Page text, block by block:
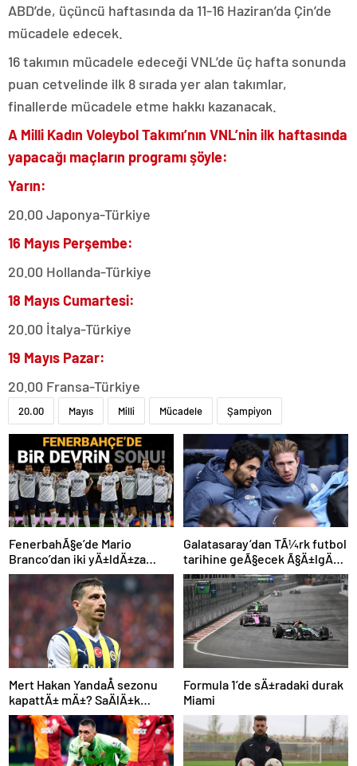
ABD’de, üçüncü haftasında da 11-16 Haziran’da Çin’de
mücadele edecek.
16 takımın mücadele edeceği VNL’de üç hafta sonunda
puan cetvelinde ilk 8 sırada yer alan takımlar,
finallerde mücadele etme hakkı kazanacak.
A Milli Kadın Voleybol Takımı’nın VNL’nin ilk haftasında
yapacağı maçların programı şöyle:
Yarın:
20.00 Japonya-Türkiye
16 Mayıs Perşembe:
20.00 Hollanda-Türkiye
18 Mayıs Cumartesi:
20.00 İtalya-Türkiye
19 Mayıs Pazar:
20.00 Fransa-Türkiye
20.00 Mayıs Milli Mücadele Şampiyon
FenerbahÃ§e’de Mario
Branco’dan iki yÄ±ldÄ±za
veda mesajÄ±: “Gelecek
sezon yoksunuz”
Galatasaray’dan TÃ¼rk futbol
tarihine geÃ§ecek Ã§Ä±lgÄ±n
plan: Manchester City’den
Ã§ifte imza
Mert Hakan YandaÅ sezonu
kapattÄ± mÄ±? SaÄlÄ±k
durumu hakkÄ±nda
aÃ§Ä±klama
Formula 1’de sÄ±radaki durak
Miami